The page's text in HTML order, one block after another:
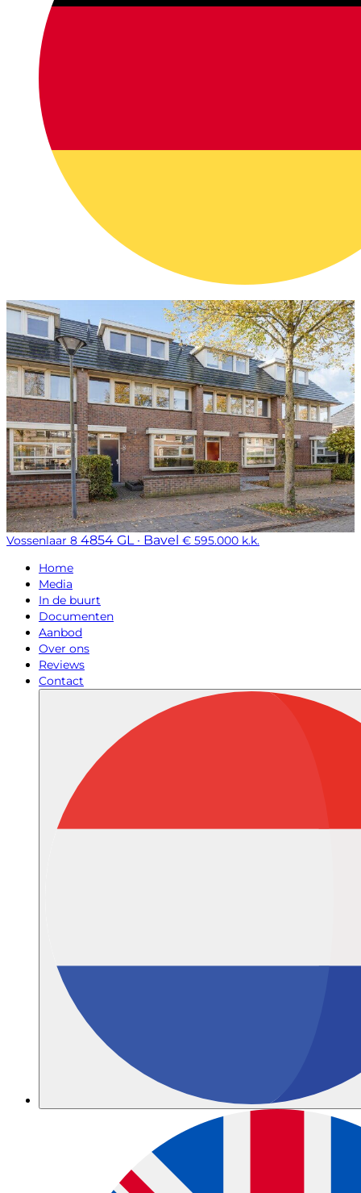
Vossenlaar 8 4854 GL · Bavel € 595.000 k.k.
Home
Media
In de buurt
Documenten
Aanbod
Over ons
Reviews
Contact